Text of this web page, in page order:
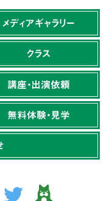
メディアギャラリー
クラス
講座・出演依頼
無料体験・見学